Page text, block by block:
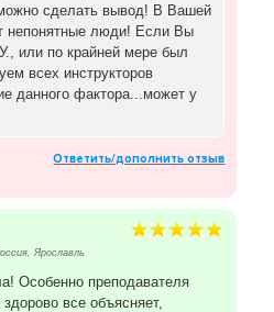
сделать вывод! В Вашей
непонятные люди! Если Вы
или по крайней мере был
всех инструкторов
данного фактора...может у
Ответить/дополнить отзыв
Ярославль
Особенно преподавателя
все объясняет,